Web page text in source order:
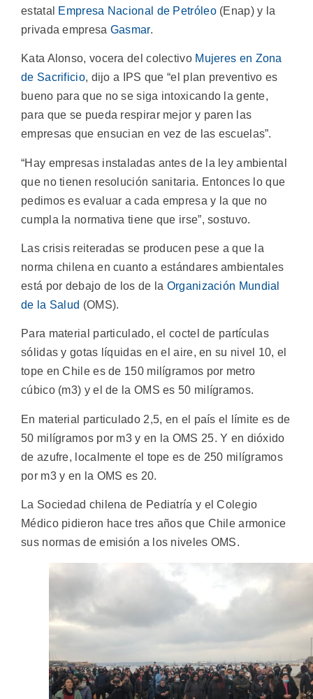
estatal Empresa Nacional de Petróleo(Enap) y la
privada empresa Gasmar.
Kata Alonso, vocera del colectivo Mujeres en Zona
de Sacrificio, dijo a IPS que “el plan preventivo es
bueno para que no se siga intoxicando la gente,
para que se pueda respirar mejor y paren las
empresas que ensucian en vez de las escuelas”.
“Hay empresas instaladas antes de la ley ambiental
que no tienen resolución sanitaria. Entonces lo que
pedimos es evaluar a cada empresa y la que no
cumpla la normativa tiene que irse”, sostuvo.
Las crisis reiteradas se producen pese a que la
norma chilena en cuanto a estándares ambientales
está por debajo de los de la Organización Mundial
de la Salud (OMS).
Para material particulado, el coctel de partículas
sólidas y gotas líquidas en el aire, en su nivel 10, el
tope en Chile es de 150 milígramos por metro
cúbico (m3) y el de la OMS es 50 milígramos.
En material particulado 2,5, en el país el límite es de
50 milígramos por m3 y en la OMS 25. Y en dióxido
de azufre, localmente el tope es de 250 milígramos
por m3 y en la OMS es 20.
La Sociedad chilena de Pediatría y el Colegio
Médico pidieron hace tres años que Chile armonice
sus normas de emisión a los niveles OMS.